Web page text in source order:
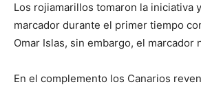
Los rojiamarillos tomaron la iniciativa
marcador durante el primer tiempo
Omar Islas, sin embargo, el marcador
En el complemento los Canarios